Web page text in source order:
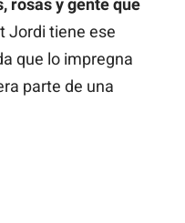
rosas y gente que
Jordi tiene ese
que lo impregna
parte de una